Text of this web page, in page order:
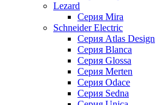
Lezard
Серия Mira
Schneider Electric
Серия Atlas Design
Серия Blanca
Серия Glossa
Серия Merten
Серия Odace
Серия Sedna